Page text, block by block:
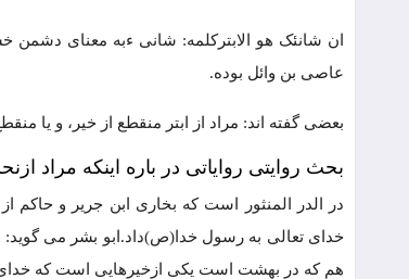
ان شانئک هو الابترکلمه: شانی ءبه معنای دشمن
عاصی بن وائل بوده.
بعضی گفته اند: مراد از ابتر منقطع از خیر، و یا
بحث روایتی روایاتی در باره اینکه مراد
در الدر المنثور است که بخاری ابن جریر و
خدای تعالی به رسول خدا(ص)داد.ابو بشر می
هم که در بهشت است یکی ازخیرهایی است که خدای